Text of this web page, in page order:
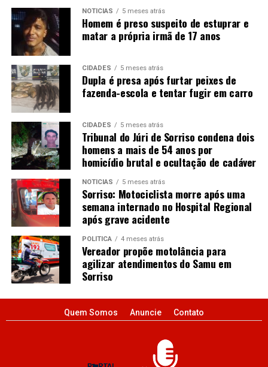
NOTÍCIAS 5 meses atrás
Homem é preso suspeito de estuprar e
matar a própria irmã de 17 anos
CIDADES 5 meses atrás
Dupla é presa após furtar peixes de
fazenda-escola e tentar fugir em carro
CIDADES 5 meses atrás
Tribunal do Júri de Sorriso condena dois
homens a mais de 54 anos por
homicídio brutal e ocultação de cadáver
NOTÍCIAS 5 meses atrás
Sorriso: Motociclista morre após uma
semana internado no Hospital Regional
após grave acidente
POLÍTICA 4 meses atrás
Vereador propõe motolância para
agilizar atendimentos do Samu em
Sorriso
Quem Somos Anuncie Contato